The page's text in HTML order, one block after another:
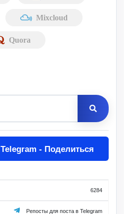
Mixcloud
Quora
Мин.
заказ
Макс.
заказ
Описание
Telegram - Поделиться
6284
Репосты для поста в Telegram